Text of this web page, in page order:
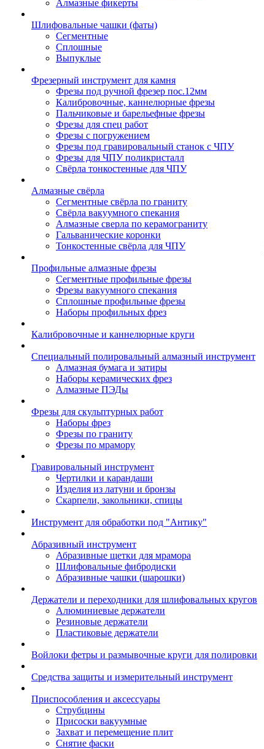
Алмазные фикерты
Шлифовальные чашки (фаты)
Сегментные
Сплошные
Выпуклые
Фрезерный инструмент для камня
Фрезы под ручной фрезер пос.12мм
Калибровочные, каннелюрные фрезы
Пальчиковые и барельефные фрезы
Фрезы для спец работ
Фрезы с погружением
Фрезы под гравировальный станок с ЧПУ
Фрезы для ЧПУ поликристалл
Свёрла тонкостенные для ЧПУ
Алмазные свёрла
Сегментные свёрла по граниту
Свёрла вакуумного спекания
Алмазные сверла по керамограниту
Гальванические коронки
Тонкостенные свёрла для ЧПУ
Профильные алмазные фрезы
Сегментные профильные фрезы
Фрезы вакуумного спекания
Сплошные профильные фрезы
Наборы профильных фрез
Калибровочные и каннелюрные круги
Специальный полировальный алмазный инструмент
Алмазная бумага и затиры
Наборы керамических фрез
Алмазные ПЭДы
Фрезы для скульптурных работ
Наборы фрез
Фрезы по граниту
Фрезы по мрамору
Гравировальный инструмент
Чертилки и карандаши
Изделия из латуни и бронзы
Скарпели, закольники, спицы
Инструмент для обработки под "Антику"
Абразивный инструмент
Абразивные щетки для мрамора
Шлифовальные фибродиски
Абразивные чашки (шарошки)
Держатели и переходники для шлифовальных кругов
Алюминиевые держатели
Резиновые держатели
Пластиковые держатели
Войлоки фетры и размывочные круги для полировки
Средства защиты и измерительный инструмент
Приспособления и аксессуары
Струбцины
Присоски вакуумные
Захват и перемещение плит
Снятие фаски